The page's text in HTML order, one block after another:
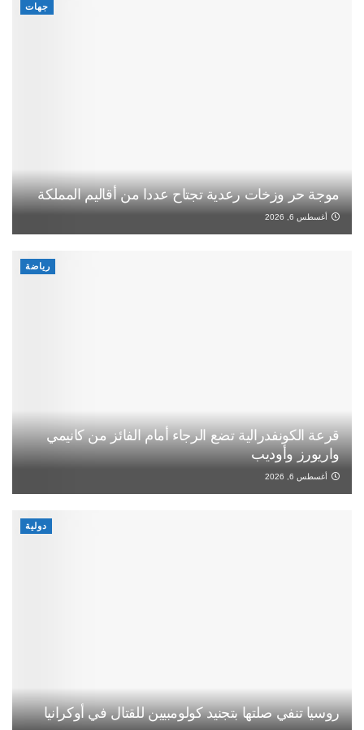
جهات
موجة حر وزخات رعدية تجتاح عددا من أقاليم المملكة
أغسطس 6, 2026
رياضة
قرعة الكونفدرالية تضع الرجاء أمام الفائز من كانيمي
واريورز وأوديب
أغسطس 6, 2026
دولية
روسيا تنفي صلتها بتجنيد كولومبيين للقتال في أوكرانيا